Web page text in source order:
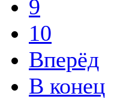
9
10
Вперёд
В конец